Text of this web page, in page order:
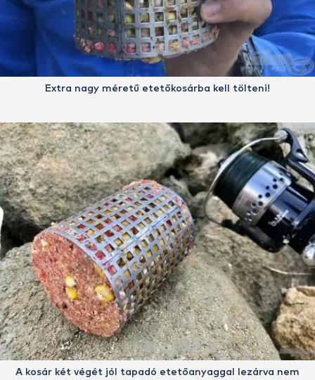
Extra nagy méretű etetőkosárba kell tölteni!
A kosár két végét jól tapadó etetőanyaggal lezárva nem